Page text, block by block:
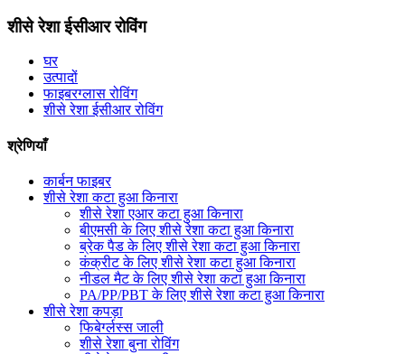
शीसे रेशा ईसीआर रोविंग
घर
उत्पादों
फाइबरग्लास रोविंग
शीसे रेशा ईसीआर रोविंग
श्रेणियाँ
कार्बन फाइबर
शीसे रेशा कटा हुआ किनारा
शीसे रेशा एआर कटा हुआ किनारा
बीएमसी के लिए शीसे रेशा कटा हुआ किनारा
ब्रेक पैड के लिए शीसे रेशा कटा हुआ किनारा
कंक्रीट के लिए शीसे रेशा कटा हुआ किनारा
नीडल मैट के लिए शीसे रेशा कटा हुआ किनारा
PA/PP/PBT के लिए शीसे रेशा कटा हुआ किनारा
शीसे रेशा कपड़ा
फिबेर्ग्लस्स जाली
शीसे रेशा बुना रोविंग